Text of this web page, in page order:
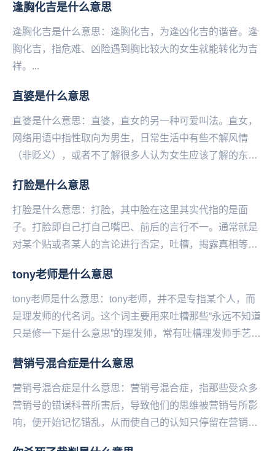
逢胸化吉是什么意思
逢胸化吉是什么意思：逢胸化吉，为逢凶化吉的谐音。逢
胸化吉，指危难‌‌‌‌‌‌‌‌‌‌‌‌、凶险遇到胸比较大的女生就能转化为吉
祥。...
直婆是什么意思
直婆是什么意思：直婆，直女的另‌‌‌‌‌‌‌‌‌‌一种可爱叫法。直女，
网络用语中指‌‌‌‌‌‌‌‌‌‌‌性取向为男生，日常生活中有些不解风情
（非贬义），或者不了解很多人认为女生应该了解的东西
打脸是什么意思
打脸是什么意思：打脸，其中脸在这里其实代指的是面
子。打脸即自己打自己嘴巴、前后的言行不一。通常就是
对某个贴或者某人的言论进行否定，吐槽，揭露真相等
己先...
tony老师是什么意思
tony老师是什么意思：tony老师，并不是专指某个人，而
是理发师的代名词。这个词主要用来吐槽那些“永远不知道
只是修一下是什么意思”的理发师，常有吐槽理发师手艺差
营销号混合症是什么意思
营销号混合症是什么意思：营销号混合症，指那些受众多
营销号的错误科普所害后，导致他们的思维被营销号所影
响，便开始记忆错乱，从而使自己的认知只停留在营销号